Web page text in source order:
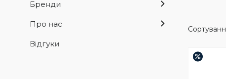
Бренди
Про нас
Відгуки